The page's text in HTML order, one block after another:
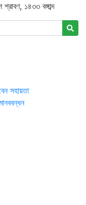
১৪৩৩ বঙ্গাব্দ
সহায়তা